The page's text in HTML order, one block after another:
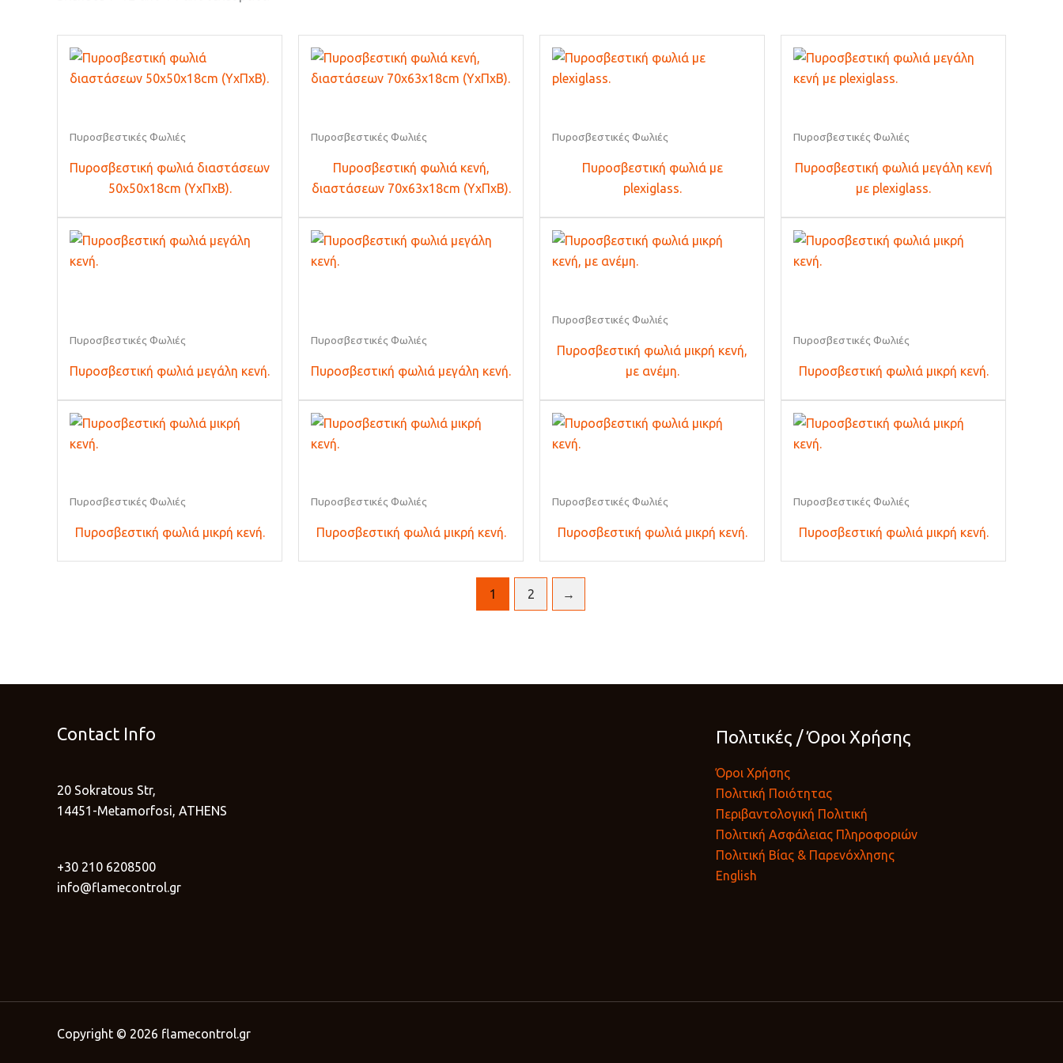
Πυροσβεστικές Φωλιές
Πυροσβεστική φωλιά διαστάσεων
50x50x18cm (ΥxΠxΒ).
Πυροσβεστικές Φωλιές
Πυροσβεστική φωλιά κενή,
διαστάσεων 70x63x18cm (ΥxΠxΒ).
Πυροσβεστικές Φωλιές
Πυροσβεστική φωλιά με
plexiglass.
Πυροσβεστικές Φωλιές
Πυροσβεστική φωλιά μεγάλη κενή
με plexiglass.
Πυροσβεστικές Φωλιές
Πυροσβεστική φωλιά μεγάλη κενή.
Πυροσβεστικές Φωλιές
Πυροσβεστική φωλιά μεγάλη κενή.
Πυροσβεστικές Φωλιές
Πυροσβεστική φωλιά μικρή κενή,
με ανέμη.
Πυροσβεστικές Φωλιές
Πυροσβεστική φωλιά μικρή κενή.
Πυροσβεστικές Φωλιές
Πυροσβεστική φωλιά μικρή κενή.
Πυροσβεστικές Φωλιές
Πυροσβεστική φωλιά μικρή κενή.
Πυροσβεστικές Φωλιές
Πυροσβεστική φωλιά μικρή κενή.
Πυροσβεστικές Φωλιές
Πυροσβεστική φωλιά μικρή κενή.
1 2 →
Contact Info
20 Sokratous Str,
14451-Metamorfosi, ATHENS
+30 210 6208500
info@flamecontrol.gr
Πολιτικές / Όροι Χρήσης
Όροι Χρήσης
Πολιτική Ποιότητας
Περιβαντολογική Πολιτική
Πολιτική Ασφάλειας Πληροφοριών
Πολιτική Βίας & Παρενόχλησης
English
Copyright © 2026 flamecontrol.gr